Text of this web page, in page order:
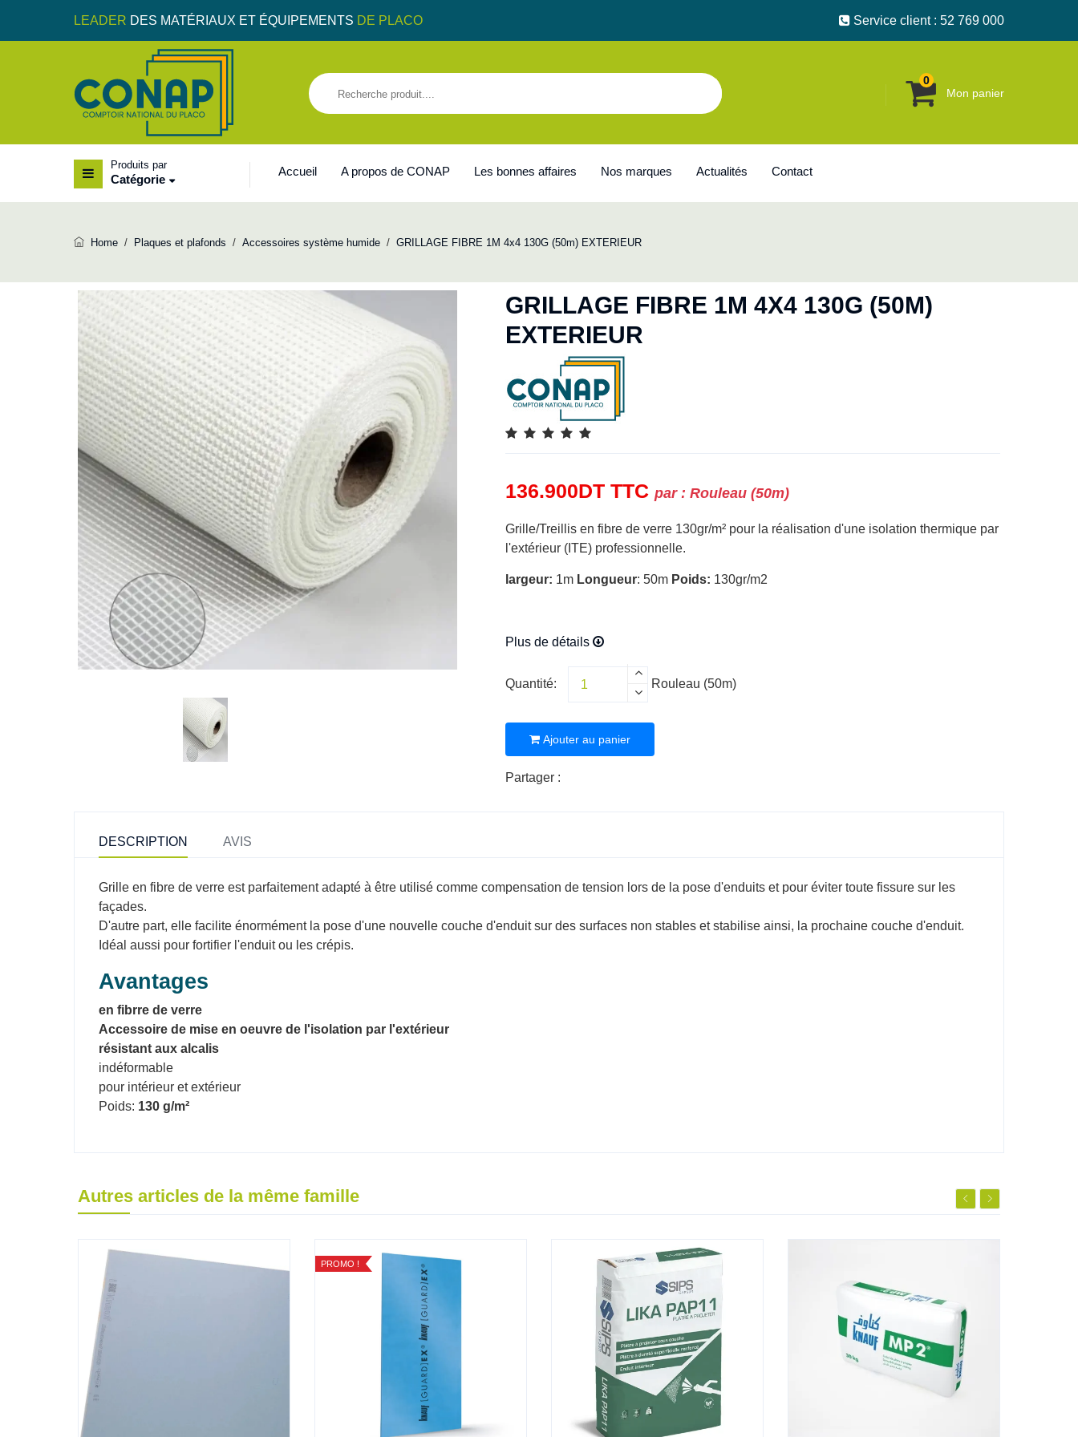
LEADER DES MATÉRIAUX ET ÉQUIPEMENTS DE PLACO Service client : 52 769 000
0
Mon panier
Produits par
Catégorie
Accueil A propos de CONAP Les bonnes affaires Nos marques Actualités Contact
Home / Plaques et plafonds / Accessoires système humide / GRILLAGE FIBRE 1M 4x4 130G (50m) EXTERIEUR
GRILLAGE FIBRE 1M 4X4 130G (50M)
EXTERIEUR
136.900DT TTCpar :Rouleau (50m)
Grille/Treillis en fibre de verre 130gr/m² pour la réalisation d'une isolation thermique par
l'extérieur (ITE) professionnelle.
largeur: 1m Longueur: 50m Poids: 130gr/m2
Plus de détails
Quantité: Rouleau (50m)
Ajouter au panier
Partager :
DESCRIPTION AVIS
Grille en fibre de verre est parfaitement adapté à être utilisé comme compensation de tension lors de la pose d'enduits et pour éviter toute fissure sur les
façades.
D'autre part, elle facilite énormément la pose d'une nouvelle couche d'enduit sur des surfaces non stables et stabilise ainsi, la prochaine couche d'enduit.
Idéal aussi pour fortifier l'enduit ou les crépis.
Avantages
en fibrre de verre
Accessoire de mise en oeuvre de l'isolation par l'extérieur
résistant aux alcalis
indéformable
pour intérieur et extérieur
Poids: 130 g/m²
Autres articles de la même famille
PROMO !